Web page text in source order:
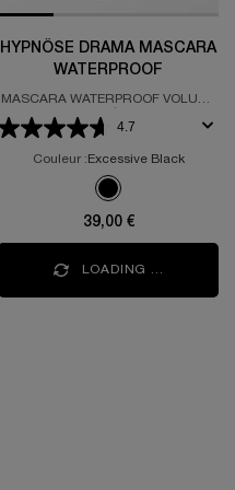
pour LASH IDÔLE
HYPNÔSE DRAMA MASCARA
WATERPROOF
MASCARA WATERPROOF VOLUME
EXTRÊME
4.7
Couleur : Excessive Black
Sélectionné
Couleur Excessive
39,00 €
LOADING ...